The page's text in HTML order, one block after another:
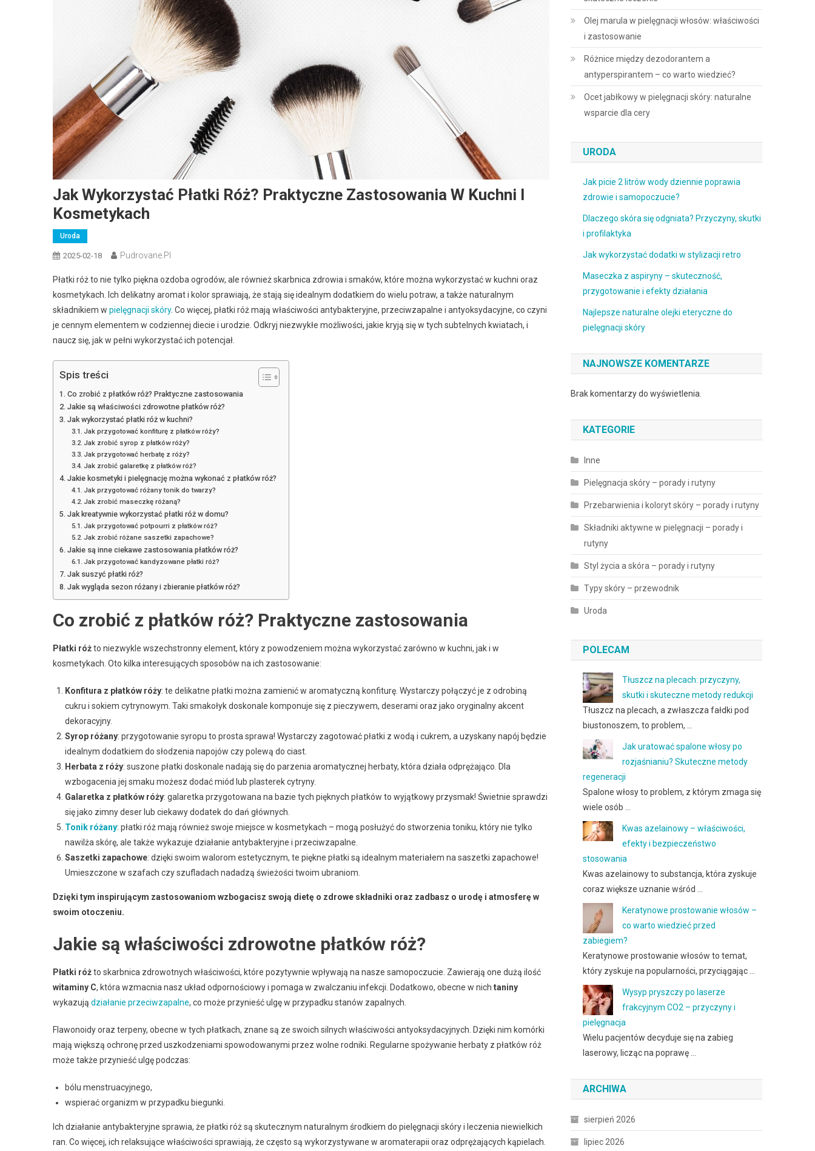
Jak Wykorzystać Płatki Róż? Praktyczne Zastosowania W Kuchni I
Kosmetykach
Uroda
2025-02-18 Pudrovane.pl
Płatki róż to nie tylko piękna ozdoba ogrodów, ale również skarbnica zdrowia i smaków, które można wykorzystać w kuchni oraz
kosmetykach. Ich delikatny aromat i kolor sprawiają, że stają się idealnym dodatkiem do wielu potraw, a także naturalnym
składnikiem w pielęgnacji skóry. Co więcej, płatki róż mają właściwości antybakteryjne, przeciwzapalne i antyoksydacyjne, co czyni
je cennym elementem w codziennej diecie i urodzie. Odkryj niezwykłe możliwości, jakie kryją się w tych subtelnych kwiatach, i
naucz się, jak w pełni wykorzystać ich potencjał.
Spis treści
Co zrobić z płatków róż? Praktyczne zastosowania
Jakie są właściwości zdrowotne płatków róż?
Jak wykorzystać płatki róż w kuchni?
Jak przygotować konfiturę z płatków róży?
Jak zrobić syrop z płatków róży?
Jak przygotować herbatę z róży?
Jak zrobić galaretkę z płatków róż?
Jakie kosmetyki i pielęgnację można wykonać z płatków róż?
Jak przygotować różany tonik do twarzy?
Jak zrobić maseczkę różaną?
Jak kreatywnie wykorzystać płatki róż w domu?
Jak przygotować potpourri z płatków róż?
Jak zrobić różane saszetki zapachowe?
Jakie są inne ciekawe zastosowania płatków róż?
Jak przygotować kandyzowane płatki róż?
Jak suszyć płatki róż?
Jak wygląda sezon różany i zbieranie płatków róż?
Co zrobić z płatków róż? Praktyczne zastosowania
Płatki różto niezwykle wszechstronny element, który z powodzeniem można wykorzystać zarówno w kuchni, jak i w
kosmetykach. Oto kilka interesujących sposobów na ich zastosowanie:
Konfitura z płatków róży: te delikatne płatki można zamienić w aromatyczną konfiturę. Wystarczy połączyć je z odrobiną
cukru i sokiem cytrynowym. Taki smakołyk doskonale komponuje się z pieczywem, deserami oraz jako oryginalny akcent
dekoracyjny.
Syrop różany: przygotowanie syropu to prosta sprawa! Wystarczy zagotować płatki z wodą i cukrem, a uzyskany napój będzie
idealnym dodatkiem do słodzenia napojów czy polewą do ciast.
Herbata z róży: suszone płatki doskonale nadają się do parzenia aromatycznej herbaty, która działa odprężająco. Dla
wzbogacenia jej smaku możesz dodać miód lub plasterek cytryny.
Galaretka z płatków róży: galaretka przygotowana na bazie tych pięknych płatków to wyjątkowy przysmak! Świetnie sprawdzi
się jako zimny deser lub ciekawy dodatek do dań głównych.
Tonik różany: płatki róż mają również swoje miejsce w kosmetykach – mogą posłużyć do stworzenia toniku, który nie tylko
nawilża skórę, ale także wykazuje działanie antybakteryjne i przeciwzapalne.
Saszetki zapachowe: dzięki swoim walorom estetycznym, te piękne płatki są idealnym materiałem na saszetki zapachowe!
Umieszczone w szafach czy szufladach nadadzą świeżości twoim ubraniom.
Dzięki tym inspirującym zastosowaniom wzbogacisz swoją dietę o zdrowe składniki oraz zadbasz o urodę i atmosferę w
swoim otoczeniu.
Jakie są właściwości zdrowotne płatków róż?
Płatki różto skarbnica zdrowotnych właściwości, które pozytywnie wpływają na nasze samopoczucie. Zawierają one dużą ilość
witaminy C, która wzmacnia nasz układ odpornościowy i pomaga w zwalczaniu infekcji. Dodatkowo, obecne w nich taniny
wykazują działanie przeciwzapalne, co może przynieść ulgę w przypadku stanów zapalnych.
Flawonoidy oraz terpeny, obecne w tych płatkach, znane są ze swoich silnych właściwości antyoksydacyjnych. Dzięki nim komórki
mają większą ochronę przed uszkodzeniami spowodowanymi przez wolne rodniki. Regularne spożywanie herbaty z płatków róż
może także przynieść ulgę podczas:
bólu menstruacyjnego,
wspierać organizm w przypadku biegunki.
Ich działanie antybakteryjne sprawia, że płatki róż są skutecznym naturalnym środkiem do pielęgnacji skóry i leczenia niewielkich
ran. Co więcej, ich relaksujące właściwości sprawiają, że często są wykorzystywane w aromaterapii oraz odprężających kąpielach.
Olej marula w pielęgnacji włosów: właściwości
i zastosowanie
Różnice między dezodorantem a
antyperspirantem – co warto wiedzieć?
Ocet jabłkowy w pielęgnacji skóry: naturalne
wsparcie dla cery
URODA
Jak picie 2 litrów wody dziennie poprawia
zdrowie i samopoczucie?
Dlaczego skóra się odgniata? Przyczyny, skutki
i profilaktyka
Jak wykorzystać dodatki w stylizacji retro
Maseczka z aspiryny – skuteczność,
przygotowanie i efekty działania
Najlepsze naturalne olejki eteryczne do
pielęgnacji skóry
NAJNOWSZE KOMENTARZE
Brak komentarzy do wyświetlenia.
KATEGORIE
Inne
Pielęgnacja skóry – porady i rutyny
Przebarwienia i koloryt skóry – porady i rutyny
Składniki aktywne w pielęgnacji – porady i
rutyny
Styl życia a skóra – porady i rutyny
Typy skóry – przewodnik
Uroda
POLECAM
Tłuszcz na plecach: przyczyny,
skutki i skuteczne metody redukcji
Tłuszcz na plecach, a zwłaszcza fałdki pod
biustonoszem, to problem, …
Jak uratować spalone włosy po
rozjaśnianiu? Skuteczne metody
regeneracji
Spalone włosy to problem, z którym zmaga się
wiele osób …
Kwas azelainowy – właściwości,
efekty i bezpieczeństwo
stosowania
Kwas azelainowy to substancja, która zyskuje
coraz większe uznanie wśród …
Keratynowe prostowanie włosów –
co warto wiedzieć przed
zabiegiem?
Keratynowe prostowanie włosów to temat,
który zyskuje na popularności, przyciągając …
Wysyp pryszczy po laserze
frakcyjnym CO2 – przyczyny i
pielęgnacja
Wielu pacjentów decyduje się na zabieg
laserowy, licząc na poprawę …
ARCHIWA
sierpień 2026
lipiec 2026